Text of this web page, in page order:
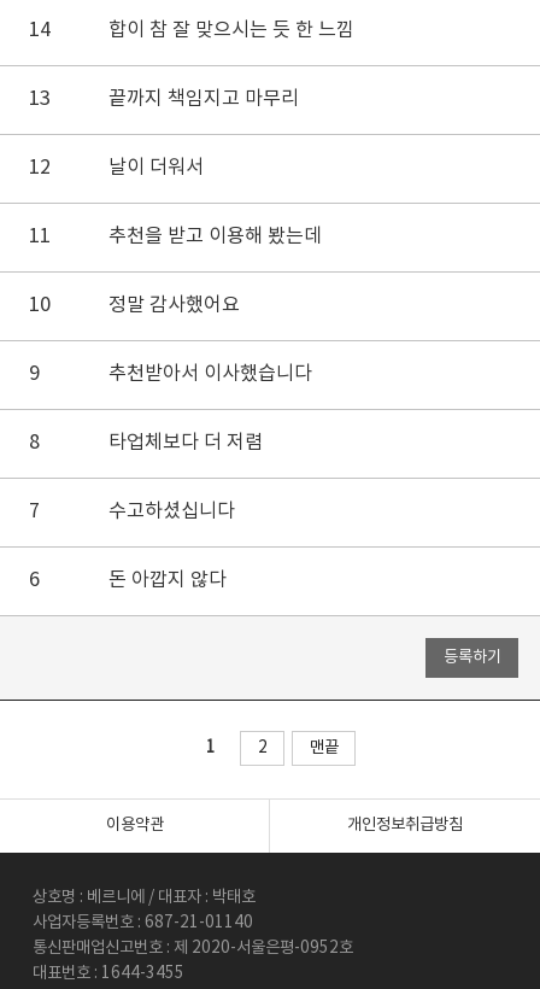
14 합이 참 잘 맞으시는 듯 한 느낌
13 끝까지 책임지고 마무리
12 날이 더워서
11 추천을 받고 이용해 봤는데
10 정말 감사했어요
9 추천받아서 이사했습니다
8 타업체보다 더 저렴
7 수고하셨십니다
6 돈 아깝지 않다
1 2 맨끝
이용약관 개인정보취급방침
상호명 : 베르니에 / 대표자 : 박태호
사업자등록번호 : 687-21-01140
통신판매업신고번호 : 제 2020-서울은평-0952호
대표번호 : 1644-3455